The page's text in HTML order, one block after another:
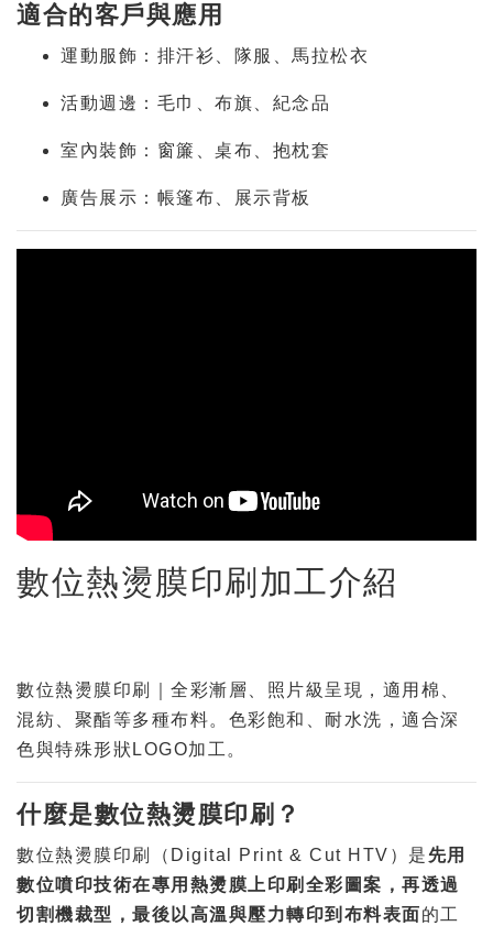
適合的客戶與應用
運動服飾：排汗衫、隊服、馬拉松衣
活動週邊：毛巾、布旗、紀念品
室內裝飾：窗簾、桌布、抱枕套
廣告展示：帳篷布、展示背板
數位熱燙膜印刷加工介紹
數位熱燙膜印刷｜全彩漸層、照片級呈現，適用棉、
混紡、聚酯等多種布料。色彩飽和、耐水洗，適合深
色與特殊形狀LOGO加工。
什麼是數位熱燙膜印刷？
數位熱燙膜印刷（Digital Print & Cut HTV）是 先用
數位噴印技術在專用熱燙膜上印刷全彩圖案，再透過
切割機裁型，最後以高溫與壓力轉印到布料表面的工